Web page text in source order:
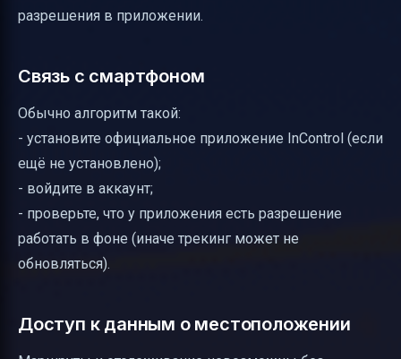
разрешения в приложении.
Связь с смартфоном
Обычно алгоритм такой:
- установите официальное приложение InControl (если
ещё не установлено);
- войдите в аккаунт;
- проверьте, что у приложения есть разрешение
работать в фоне (иначе трекинг может не
обновляться).
Доступ к данным о местоположении